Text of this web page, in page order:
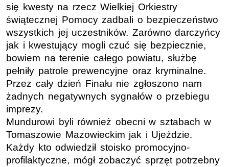
się kwesty na rzecz Wielkiej Orkiestry
świątecznej Pomocy zadbali o bezpieczeństwo
wszystkich jej uczestników. Zarówno darczyńcy
jak i kwestujący mogli czuć się bezpiecznie,
bowiem na terenie całego powiatu, służbę
pełniły patrole prewencyjne oraz kryminalne.
Przez cały dzień Finału nie zgłoszono nam
żadnych negatywnych sygnałów o przebiegu
imprezy.
Mundurowi byli również obecni w sztabach w
Tomaszowie Mazowieckim jak i Ujeździe.
Każdy kto odwiedził stoisko promocyjno-
profilaktyczne, mógł zobaczyć sprzęt potrzebny